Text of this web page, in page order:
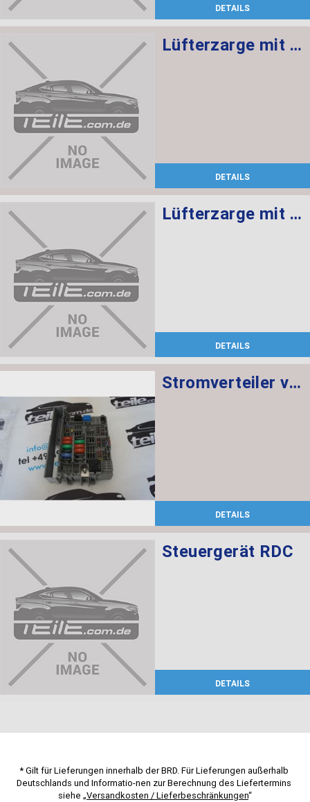
DETAILS
Lüfterzarge mit Lüfter 600W
DETAILS
Lüfterzarge mit Lüfter 600W
DETAILS
Stromverteiler vorne
DETAILS
Steuergerät RDC
DETAILS
* Gilt für Lieferungen innerhalb der BRD. Für Lieferungen außerhalb
Deutschlands und Informatio-nen zur Berechnung des Liefertermins
siehe „Versandkosten / Lieferbeschränkungen“